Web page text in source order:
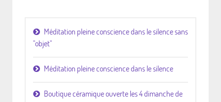
Méditation pleine conscience dans le silence sans
"objet"
Méditation pleine conscience dans le silence
Boutique céramique ouverte les 4 dimanche de